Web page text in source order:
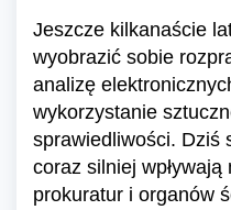
Jeszcze kilkanaście
wyobrazić sobie
analizę
wykorzystanie
sprawiedliwości. Dziś
coraz silniej
prokuratur i organów